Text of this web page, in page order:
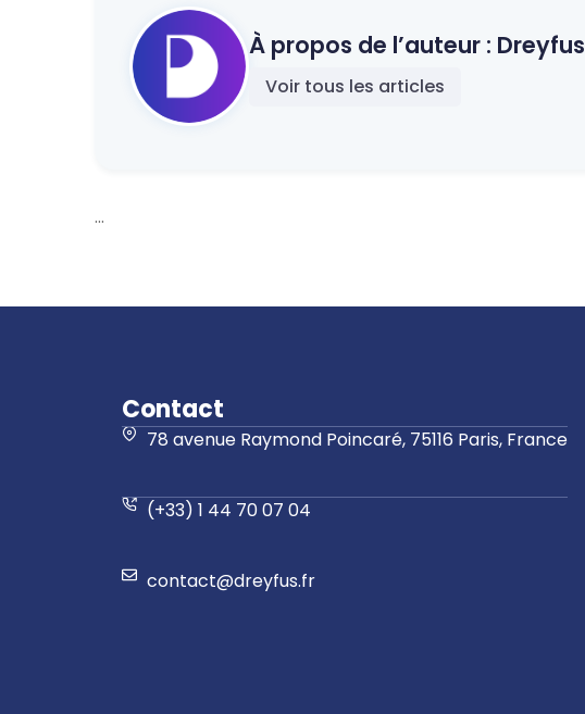
À propos de l’auteur : Dreyfus
Voir tous les articles
...
Contact
78 avenue Raymond Poincaré, 75116 Paris, France
(+33) 1 44 70 07 04
contact@dreyfus.fr